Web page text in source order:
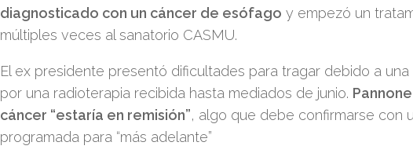
diagnosticado con un cáncer de esófago y empezó un
múltiples veces al sanatorio CASMU.
El ex presidente presentó dificultades para tragar debido a
por una radioterapia recibida hasta mediados de junio.
cáncer “estaría en remisión”, algo que debe confirmarse con
programada para “más adelante”